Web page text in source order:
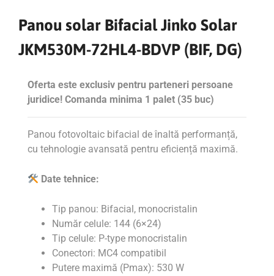
Panou solar Bifacial Jinko Solar
JKM530M-72HL4-BDVP (BIF, DG)
Oferta este exclusiv pentru parteneri persoane
juridice! Comanda minima 1 palet (35 buc)
Panou fotovoltaic bifacial de înaltă performanță,
cu tehnologie avansată pentru eficiență maximă.
Date tehnice:
Tip panou: Bifacial, monocristalin
Număr celule: 144 (6×24)
Tip celule: P-type monocristalin
Conectori: MC4 compatibil
Putere maximă (Pmax): 530 W